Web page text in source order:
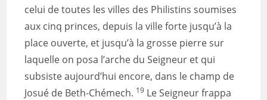
celui de toutes les villes des Philistins soumises
aux cinq princes, depuis la ville forte jusqu’à la
place ouverte, et jusqu’à la grosse pierre sur
laquelle on posa l’arche du Seigneur et qui
subsiste aujourd’hui encore, dans le champ de
Josué de Beth-Chémech. 19 Le Seigneur frappa